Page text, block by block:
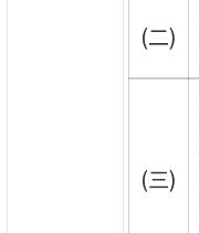
(二)
(三)